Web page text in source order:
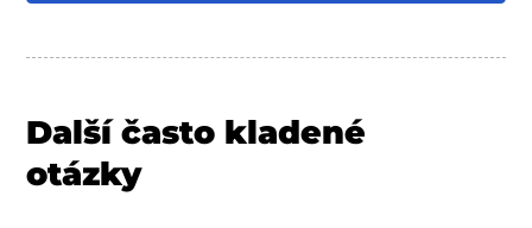
Další často kladené
otázky